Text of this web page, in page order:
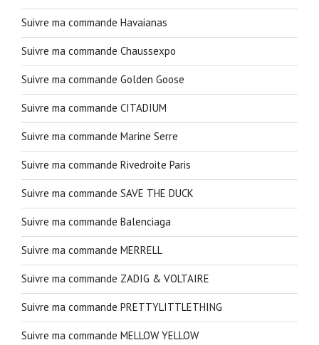
Suivre ma commande Havaianas
Suivre ma commande Chaussexpo
Suivre ma commande Golden Goose
Suivre ma commande CITADIUM
Suivre ma commande Marine Serre
Suivre ma commande Rivedroite Paris
Suivre ma commande SAVE THE DUCK
Suivre ma commande Balenciaga
Suivre ma commande MERRELL
Suivre ma commande ZADIG & VOLTAIRE
Suivre ma commande PRETTYLITTLETHING
Suivre ma commande MELLOW YELLOW